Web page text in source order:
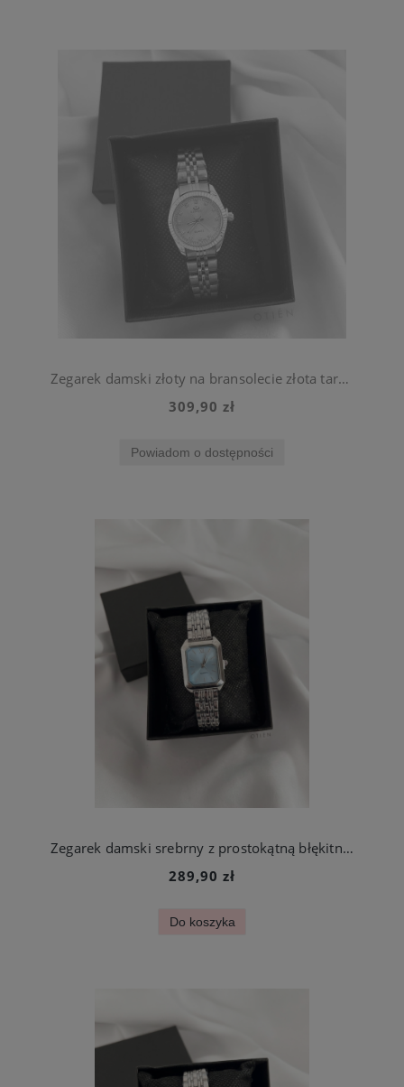
Zegarek damski złoty na bransolecie złota tarcza ze stali chirurgiczna
309,90 zł
Powiadom o dostępności
Zegarek damski srebrny z prostokątną błękitną kopertą stal chirurgiczna
289,90 zł
Do koszyka